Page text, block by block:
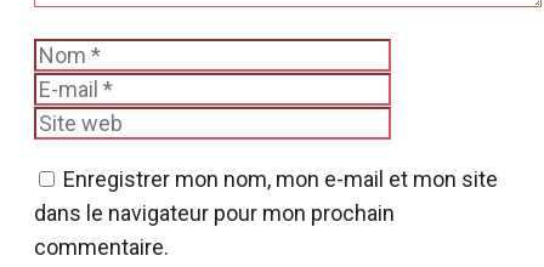
Nom
Enregistrer mon nom, mon e-mail et mon site
dans le navigateur pour mon prochain
commentaire.